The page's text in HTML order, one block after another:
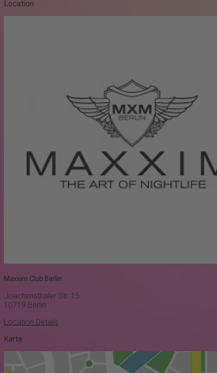
Location
Maxxim Club Berlin
Joachimsthaler Str. 15
10719 Berlin
Location Details
Karte